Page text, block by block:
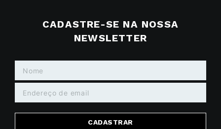
CADASTRE-SE NA NOSSA
NEWSLETTER
CADASTRAR